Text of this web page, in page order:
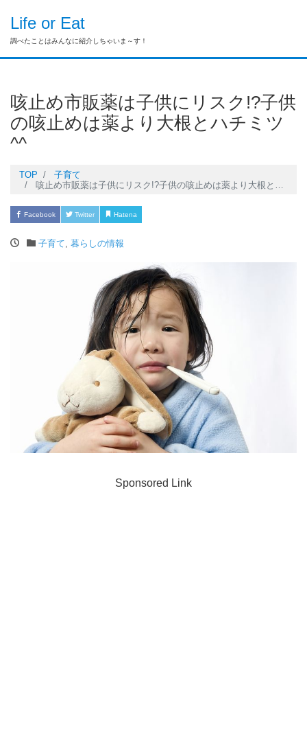
Life or Eat
調べたことはみんなに紹介しちゃいま～す！
咳止め市販薬は子供にリスク!?子供
の咳止めは薬より大根とハチミツ
^^
TOP
子育て
咳止め市販薬は子供にリスク!?子供の咳止めは薬より大根とハチミツ^^
Facebook Twitter Hatena
子育て, 暮らしの情報
Sponsored Link